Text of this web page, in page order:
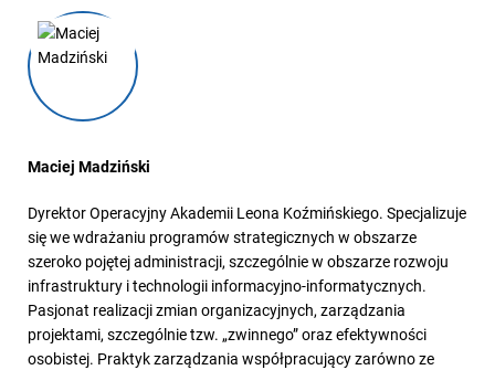
Maciej Madziński
Dyrektor Operacyjny Akademii Leona Koźmińskiego. Specjalizuje
się we wdrażaniu programów strategicznych w obszarze
szeroko pojętej administracji, szczególnie w obszarze rozwoju
infrastruktury i technologii informacyjno-informatycznych.
Pasjonat realizacji zmian organizacyjnych, zarządzania
projektami, szczególnie tzw. „zwinnego” oraz efektywności
osobistej. Praktyk zarządzania współpracujący zarówno ze